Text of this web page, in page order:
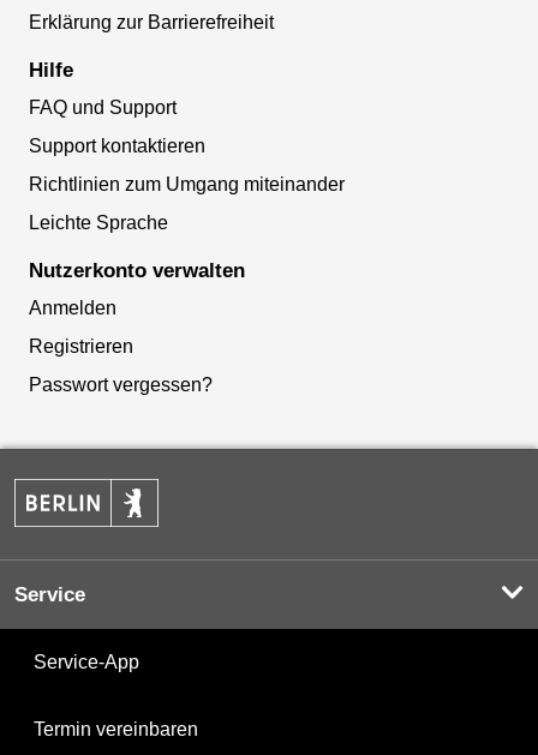
Erklärung zur Barrierefreiheit
Hilfe
FAQ und Support
Support kontaktieren
Richtlinien zum Umgang miteinander
Leichte Sprache
Nutzerkonto verwalten
Anmelden
Registrieren
Passwort vergessen?
Service
Service-App
Termin vereinbaren